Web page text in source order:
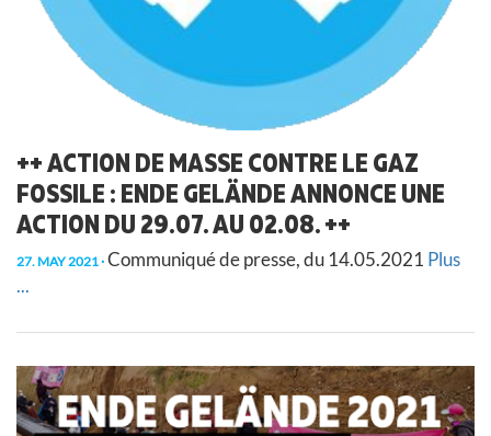
++ ACTION DE MASSE CONTRE LE GAZ
FOSSILE : ENDE GELÄNDE ANNONCE UNE
ACTION DU 29.07. AU 02.08. ++
27. MAY 2021 Communiqué de presse, du 14.05.2021 Plus
...